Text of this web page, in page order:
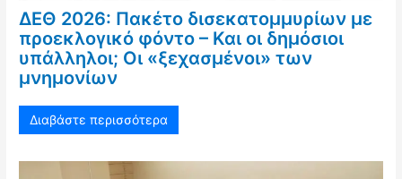
ΔΕΘ 2026: Πακέτο δισεκατομμυρίων με
προεκλογικό φόντο – Και οι δημόσιοι
υπάλληλοι; Οι «ξεχασμένοι» των
μνημονίων
Διαβάστε περισσότερα